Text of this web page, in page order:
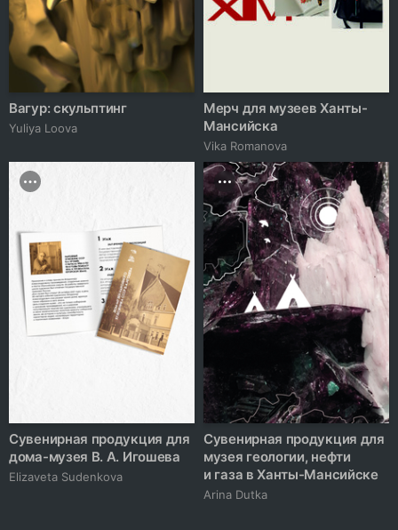
Вагур: скульптинг
Yuliya Loova
Мерч для музеев Ханты-
Мансийска
Vika Romanova
Сувенирная продукция для
дома-музея В. А. Игошева
Elizaveta Sudenkova
Сувенирная продукция для
музея геологии, нефти
и газа в Ханты-Мансийске
Arina Dutka